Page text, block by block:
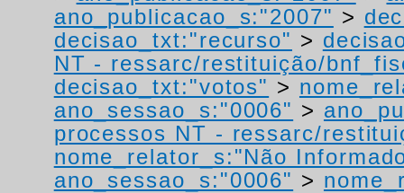
ano_publicacao_s:"2007" >
decisao_txt:"recurso" >
NT - ressarc/restituição/
decisao_txt:"votos" >
ano_sessao_s:"0006" >
processos NT - ressarc/
nome_relator_s:"Não
ano_sessao_s:"0006" >